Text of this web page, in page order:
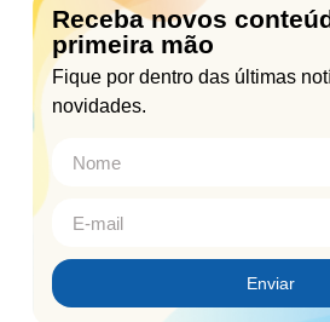
Receba novos
primeira mão
Fique por dentro das últimas
novidades.
Enviar